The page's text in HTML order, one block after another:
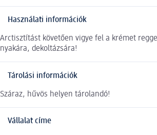
Használati információk
Arctisztítást követően vigye fel a krémet
nyakára, dekoltázsára!
Tárolási információk
Száraz, hűvös helyen tárolandó!
Vállalat címe